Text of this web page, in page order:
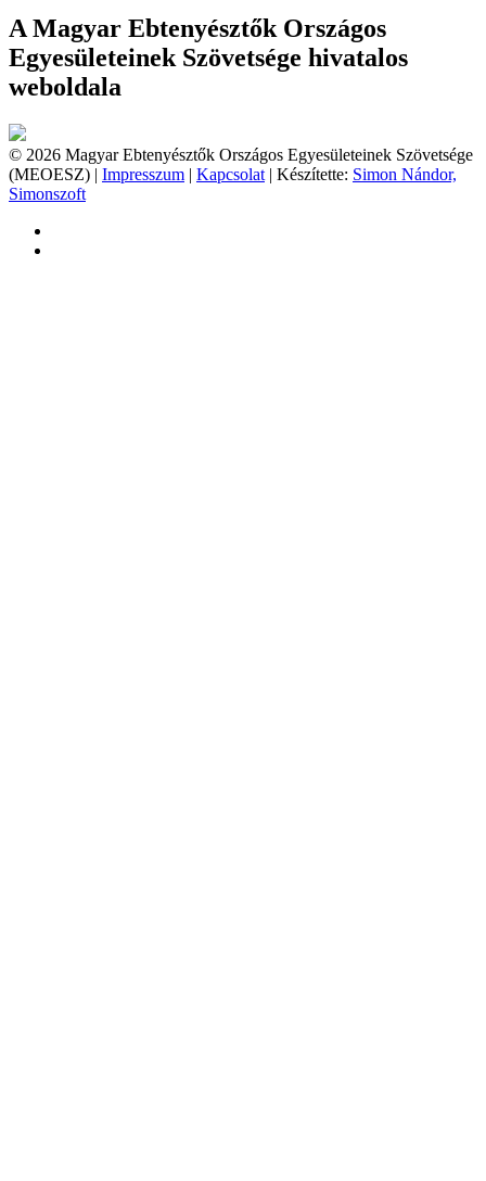
A Magyar Ebtenyésztők Országos
Egyesületeinek Szövetsége hivatalos
weboldala
© 2026 Magyar Ebtenyésztők Országos Egyesületeinek Szövetsége
(MEOESZ) | Impresszum | Kapcsolat | Készítette: Simon Nándor,
Simonszoft